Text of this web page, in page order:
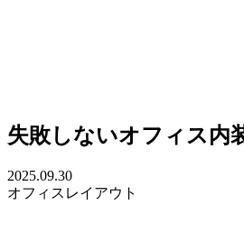
失敗しないオフィス内
2025.09.30
オフィスレイアウト